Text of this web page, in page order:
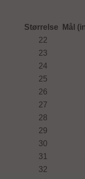
Størrelse
Mål
22
23
24
25
26
27
28
29
30
31
32